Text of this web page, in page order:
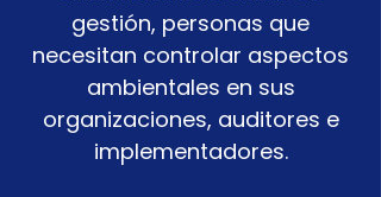
gestión, personas que
necesitan controlar aspectos
ambientales en sus
organizaciones, auditores e
implementadores.